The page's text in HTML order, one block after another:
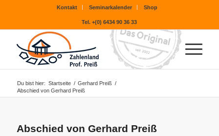
Kontakt Seminarkalender Shop
Tel. +(0) 6434 90 36 33
Du bist hier: Startseite / Gerhard Preiß /
Abschied von Gerhard Preiß
Abschied von Gerhard Preiß